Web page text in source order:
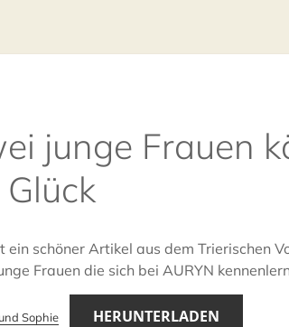
junge Frauen
ein schöner Artikel aus dem Trieri­schen
Frauen die sich bei AURYN
Sophie HERUN­TER­LA­DEN